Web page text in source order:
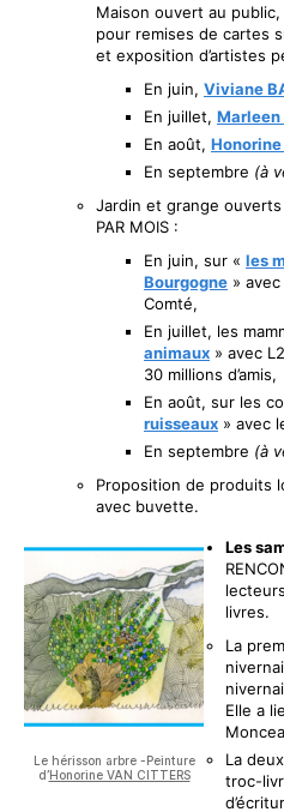
Maison ouvert au public,
pour remises de cartes
et exposition d’artistes
En juin, Viviane
En juillet, Marleen
En août, Honorine
En septembre (à
Jardin et grange ouverts
PAR MOIS :
En juin, sur « les
Bourgogne »
Comté,
En juillet, les
animaux » avec
30 millions d’amis,
En août, sur les
ruisseaux » avec
En septembre (à
Proposition de produits
avec buvette.
Le hérisson arbre -Peinture
d’Honorine VAN CITTERS
Les
livres.
La
Elle a
La
troc-